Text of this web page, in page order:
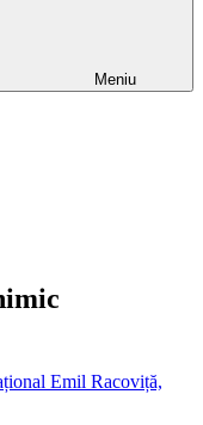
Meniu
Emil Racoviță,